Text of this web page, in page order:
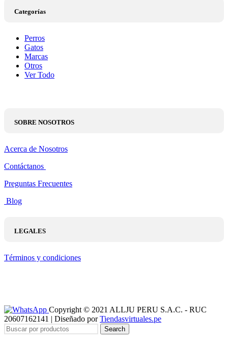
Categorías
Perros
Gatos
Marcas
Otros
Ver Todo
SOBRE NOSOTROS
Acerca de Nosotros
Contáctanos
Preguntas Frecuentes
Blog
LEGALES
Términos y condiciones
Copyright © 2021 ALLJU PERU S.A.C. - RUC
20607162141 | Diseñado porTiendasvirtuales.pe
Search